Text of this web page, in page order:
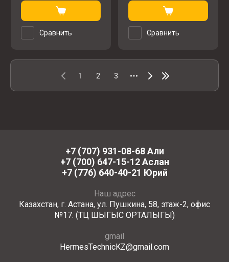
Сравнить Сравнить
1 2 3
+7 (707) 931-08-68 Али
+7 (700) 647-15-12 Аслан
+7 (776) 640-40-21 Юрий
Наш адрес
Казахстан, г. Астана, ул. Пушкина, 58, этаж-2, офис
№17. (ТЦ ШЫГЫС ОРТАЛЫГЫ)
gmail
HermesTechnicKZ@gmail.com